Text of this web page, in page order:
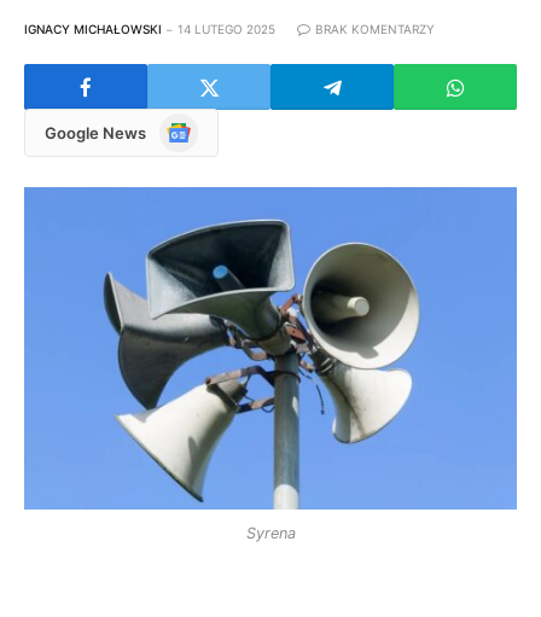
IGNACY MICHAŁOWSKI 14 LUTEGO 2025 BRAK KOMENTARZY
Google News
Google
Syrena